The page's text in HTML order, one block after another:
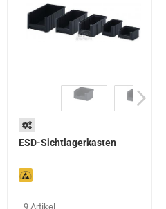
ESD-Sichtlagerkasten
9 Artikel